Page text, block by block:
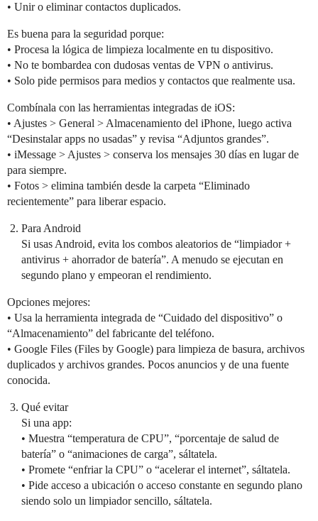
• Unir o eliminar contactos duplicados.
Es buena para la seguridad porque:
• Procesa la lógica de limpieza localmente en tu dispositivo.
• No te bombardea con dudosas ventas de VPN o antivirus.
• Solo pide permisos para medios y contactos que realmente usa.
Combínala con las herramientas integradas de iOS:
• Ajustes > General > Almacenamiento del iPhone, luego activa
“Desinstalar apps no usadas” y revisa “Adjuntos grandes”.
• iMessage > Ajustes > conserva los mensajes 30 días en lugar de
para siempre.
• Fotos > elimina también desde la carpeta “Eliminado
recientemente” para liberar espacio.
Para Android
Si usas Android, evita los combos aleatorios de “limpiador +
antivirus + ahorrador de batería”. A menudo se ejecutan en
segundo plano y empeoran el rendimiento.
Opciones mejores:
• Usa la herramienta integrada de “Cuidado del dispositivo” o
“Almacenamiento” del fabricante del teléfono.
• Google Files (Files by Google) para limpieza de basura, archivos
duplicados y archivos grandes. Pocos anuncios y de una fuente
conocida.
Qué evitar
Si una app:
• Muestra “temperatura de CPU”, “porcentaje de salud de
batería” o “animaciones de carga”, sáltatela.
• Promete “enfriar la CPU” o “acelerar el internet”, sáltatela.
• Pide acceso a ubicación o acceso constante en segundo plano
siendo solo un limpiador sencillo, sáltatela.